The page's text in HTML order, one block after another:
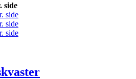
side
side
side
side